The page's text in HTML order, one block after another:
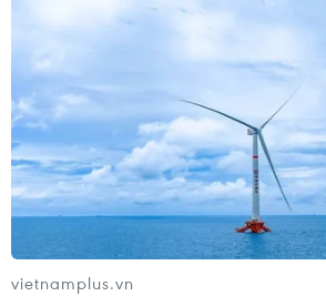
vietnamplus.vn